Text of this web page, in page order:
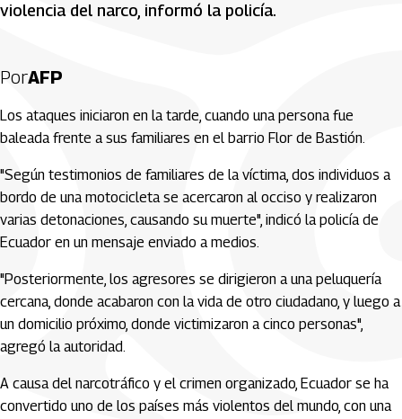
violencia del narco, informó la policía.
PorAFP
Los ataques iniciaron en la tarde, cuando una persona fue
baleada frente a sus familiares en el barrio Flor de Bastión.
"Según testimonios de familiares de la víctima, dos individuos a
bordo de una motocicleta se acercaron al occiso y realizaron
varias detonaciones, causando su muerte", indicó la policía de
Ecuador en un mensaje enviado a medios.
"Posteriormente, los agresores se dirigieron a una peluquería
cercana, donde acabaron con la vida de otro ciudadano, y luego a
un domicilio próximo, donde victimizaron a cinco personas",
agregó la autoridad.
A causa del narcotráfico y el crimen organizado, Ecuador se ha
convertido uno de los países más violentos del mundo, con una